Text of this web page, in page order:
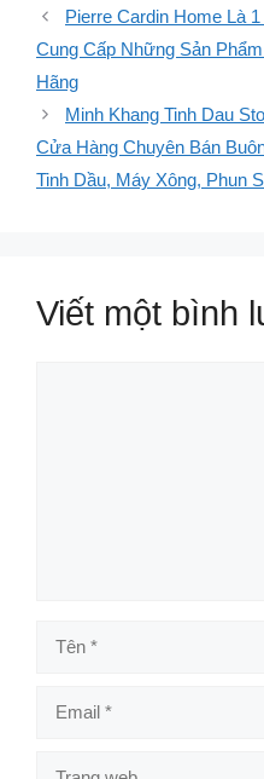
Pierre Cardin Home Là
Cung Cấp Những Sản
Hãng
Minh Khang Tinh Dau
Cửa Hàng Chuyên Bán
Tinh Dầu, Máy Xông, Phun
Viết một bình